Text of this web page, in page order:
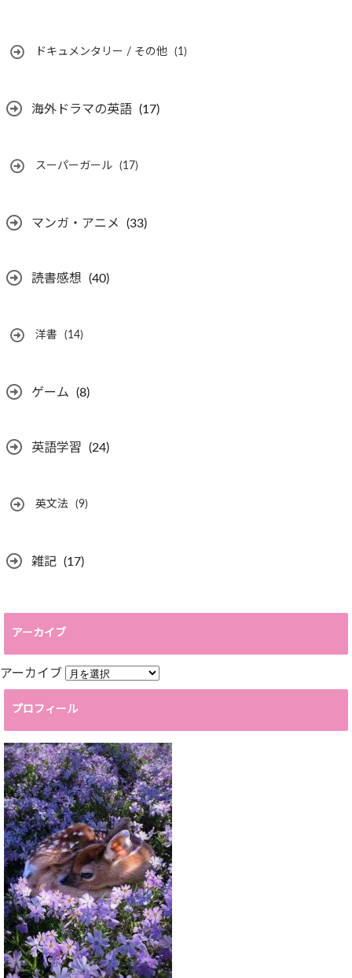
ドキュメンタリー / その他 (1)
海外ドラマの英語 (17)
スーパーガール (17)
マンガ・アニメ (33)
読書感想 (40)
洋書 (14)
ゲーム (8)
英語学習 (24)
英文法 (9)
雑記 (17)
アーカイブ
アーカイブ
プロフィール